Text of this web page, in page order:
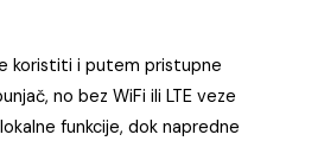
koristiti i putem pristupne
no bez WiFi ili LTE veze
funkcije, dok napredne